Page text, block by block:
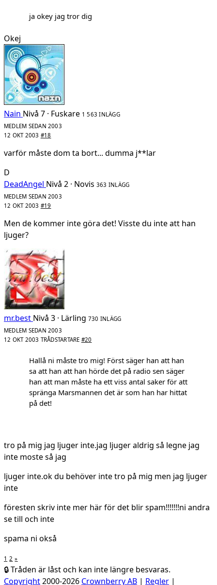
ja okey jag tror dig
Okej
Nain Nivå 7 · Fuskare 1 563 INLÄGG
MEDLEM SEDAN 2003
12 OKT 2003 #18
varför måste dom ta bort... dumma j**lar
D
DeadAngel Nivå 2 · Novis 363 INLÄGG
MEDLEM SEDAN 2003
12 OKT 2003 #19
Men de kommer inte göra det! Visste du inte att han
ljuger?
mr.best Nivå 3 · Lärling 730 INLÄGG
MEDLEM SEDAN 2003
12 OKT 2003 TRÅDSTARTARE #20
Hallå ni måste tro mig! Först säger han att han
sa att han att han hörde det på radio sen säger
han att man måste ha ett viss antal saker för att
spränga Marsmannen det är som han har hittat
på det!
tro på mig jag ljuger inte.jag ljuger aldrig så legne jag
inte moste så jag
ljuger inte.ok du behöver inte tro på mig men jag ljuger
inte
föresten skriv inte mer här för det blir spam!!!!!!!ni andra
se till och inte
spama ni okså
1 2 »
🔒 Tråden är låst och kan inte längre besvaras.
Copyright2000-2026 Crownberry AB | Regler |